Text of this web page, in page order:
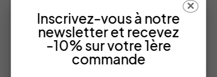
Inscrivez-vous à notre
newsletter et recevez
-10% sur votre 1ère
commande
✕